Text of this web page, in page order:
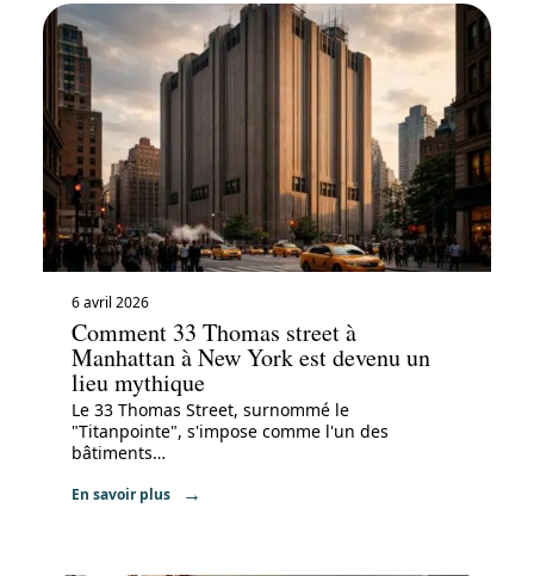
6 avril 2026
Comment 33 Thomas street à
Manhattan à New York est devenu un
lieu mythique
Le 33 Thomas Street, surnommé le
"Titanpointe", s'impose comme l'un des
bâtiments…
En savoir plus